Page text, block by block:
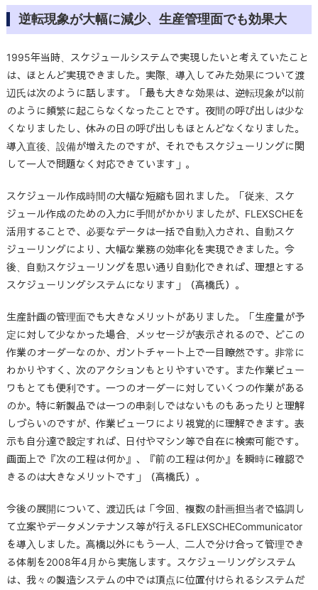
逆転現象が大幅に減少、生産管理面でも効果大
1995年当時、スケジュールシステムで実現したいと考えていたこと
は、ほとんど実現できました。実際、導入してみた効果について渡
辺氏は次のように話します。「最も大きな効果は、逆転現象が以前
のように頻繁に起こらなくなったことです。夜間の呼び出しは少な
くなりましたし、休みの日の呼び出しもほとんどなくなりました。
導入直後、設備が増えたのですが、それでもスケジューリングに関
して一人で問題なく対応できています」。
スケジュール作成時間の大幅な短縮も図れました。「従来、スケ
ジュール作成のための入力に手間がかかりましたが、FLEXSCHEを
活用することで、必要なデータは一括で自動入力され、自動スケ
ジューリングにより、大幅な業務の効率化を実現できました。今
後、自動スケジューリングを思い通り自動化できれば、理想とする
スケジューリングシステムになります」（高橋氏）。
生産計画の管理面でも大きなメリットがありました。「生産量が予
定に対して少なかった場合、メッセージが表示されるので、どこの
作業のオーダーなのか、ガントチャート上で一目瞭然です。非常に
わかりやすく、次のアクションもとりやすいです。また作業ビュー
ワもとても便利です。一つのオーダーに対していくつの作業がある
のか。特に新製品では一つの串刺しではないものもあったりと理解
しづらいのですが、作業ビューワにより視覚的に理解できます。表
示も自分達で設定すれば、日付やマシン等で自在に検索可能です。
画面上で『次の工程は何か』、『前の工程は何か』を瞬時に確認で
きるのは大きなメリットです」（高橋氏）。
今後の展開について、渡辺氏は「今回、複数の計画担当者で協調し
て立案やデータメンテナンス等が行えるFLEXSCHECommunicator
を導入しました。高橋以外にもう一人、二人で分け合って管理でき
る体制を2008年4月から実施します。スケジューリングシステム
は、我々の製造システムの中では頂点に位置付けられるシステムだ